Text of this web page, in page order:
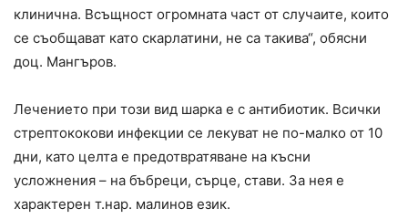
клинична. Всъщност огромната част от случаите, които
се съобщават като скарлатини, не са такива“, обясни
доц. Мангъров.
Лечението при този вид шарка е с антибиотик. Всички
стрептококови инфекции се лекуват не по-малко от 10
дни, като целта е предотвратяване на късни
усложнения – на бъбреци, сърце, стави. За нея е
характерен т.нар. малинов език.